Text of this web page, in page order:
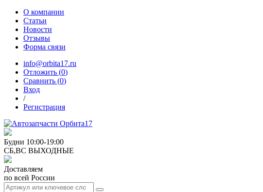
О компании
Статьи
Новости
Отзывы
Форма связи
info@orbita17.ru
Отложить (0)
Сравнить (0)
Вход
/
Регистрация
Будни 10:00-19:00
СБ,ВС ВЫХОДНЫЕ
Доставляем
по всей России